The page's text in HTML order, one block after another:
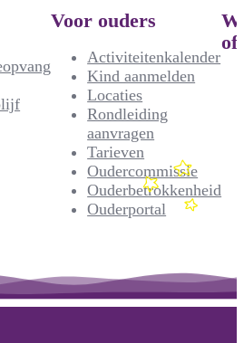
Voor ouders
Activiteitenkalender
Kind aanmelden
Locaties
Rondleiding
aanvragen
Tarieven
Oudercommissie
Ouderbetrokkenheid
Ouderportal
of